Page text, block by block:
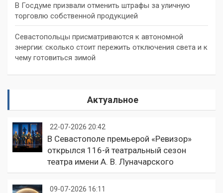
В Госдуме призвали отменить штрафы за уличную
торговлю собственной продукцией
Севастопольцы присматриваются к автономной
энергии: сколько стоит пережить отключения света и к
чему готовиться зимой
Актуальное
22-07-2026 20:42
В Севастополе премьерой «Ревизор»
открылся 116-й театральный сезон
театра имени А. В. Луначарского
09-07-2026 16:11